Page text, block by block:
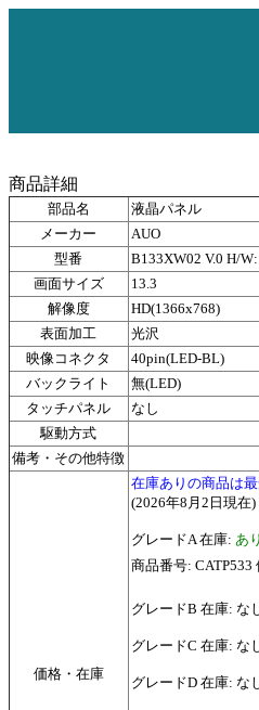
商品詳細
部品名
液晶パネル
メーカー
AUO
型番
B133XW02 V.0 H/
画面サイズ
13.3
解像度
HD(1366x768)
表面加工
光沢
映像コネクタ
40pin(LED-BL)
バックライト
無(LED)
タッチパネル
なし
駆動方式
備考・その他特徴
価格・在庫
在庫ありの商品は
(2026年8月2日現在)
グレードA 在庫: あり
商品番号: CATP533
グレードB 在庫: な
グレードC 在庫: な
グレードD 在庫: な